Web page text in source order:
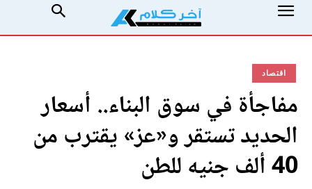
اقتصاد
مفاجأة في سوق البناء.. أسعار
الحديد تستقر و«عز» يقترب من
40 ألف جنيه للطن